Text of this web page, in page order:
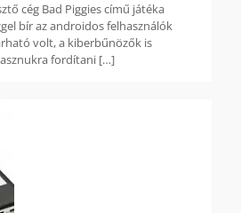
cég Bad Piggies című játéka
bír az androidos felhasználók
volt, a kiberbűnözők is
fordítani […]